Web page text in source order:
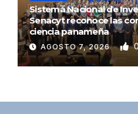
Sistema Nacional de
Senacyt reconoce las
ciencia panameña
AGOSTO 7, 2026